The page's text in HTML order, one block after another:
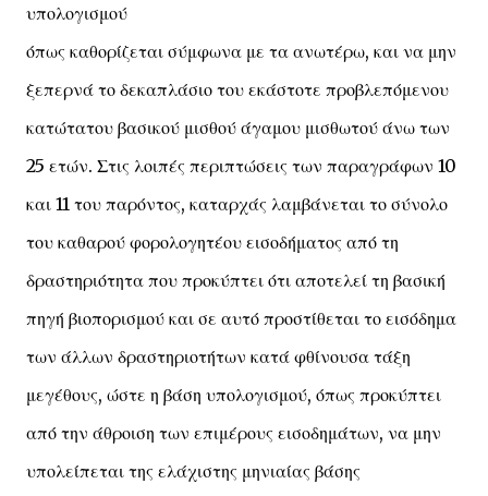
υπολογισμού
όπως καθορίζεται σύμφωνα με τα ανωτέρω, και να μην
ξεπερνά το δεκαπλάσιο του εκάστοτε προβλεπόμενου
κατώτατου βασικού μισθού άγαμου μισθωτού άνω των
25 ετών. Στις λοιπές περιπτώσεις των παραγράφων 10
και 11 του παρόντος, καταρχάς λαμβάνεται το σύνολο
του καθαρού φορολογητέου εισοδήματος από τη
δραστηριότητα που προκύπτει ότι αποτελεί τη βασική
πηγή βιοπορισμού και σε αυτό προστίθεται το εισόδημα
των άλλων δραστηριοτήτων κατά φθίνουσα τάξη
μεγέθους, ώστε η βάση υπολογισμού, όπως προκύπτει
από την άθροιση των επιμέρους εισοδημάτων, να μην
υπολείπεται της ελάχιστης μηνιαίας βάσης